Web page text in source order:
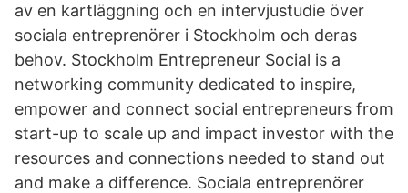
av en kartläggning och en intervjustudie över
sociala entreprenörer i Stockholm och deras
behov. Stockholm Entrepreneur Social is a
networking community dedicated to inspire,
empower and connect social entrepreneurs from
start-up to scale up and impact investor with the
resources and connections needed to stand out
and make a difference. Sociala entreprenörer